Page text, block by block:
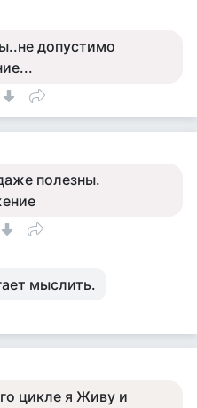
допустимо
полезны.
мыслить.
цикле я Живу и